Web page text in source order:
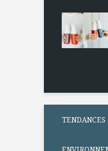
TENDANCES